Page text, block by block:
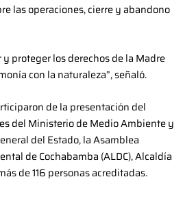
las operaciones, cierre y abandono
proteger los derechos de la Madre
con la naturaleza”, señaló.
de la presentación del
del Ministerio de Medio Ambiente y
del Estado, la Asamblea
de Cochabamba (ALDC), Alcaldía
de 116 personas acreditadas.